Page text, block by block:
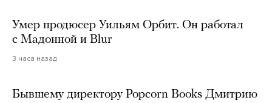
Умер продюсер Уильям Орбит. Он работал
с Мадонной и Blur
3 часа назад
Бывшему директору Popcorn Books Дмитрию